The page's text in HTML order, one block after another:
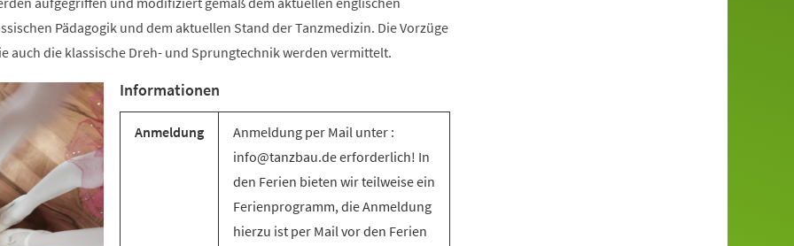
Pädagogik und dem aktuellen Stand der Tanzmedizin. Die Vorzüge
auch die klassische Dreh- und Sprungtechnik werden vermittelt.
Informationen
Anmeldung
Anmeldung per Mail unter :
info@tanzbau.de erforderlich! In
den Ferien bieten wir teilweise ein
Ferienprogramm, die Anmeldung
hierzu ist per Mail vor den Ferien